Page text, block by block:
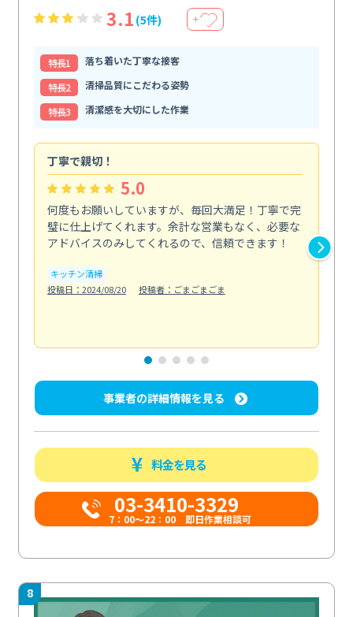
3.1 (5件) ＋
特⻑1
落ち着いた丁寧な接客
特⻑2
清掃品質にこだわる姿勢
特⻑3
清潔感を大切にした作業
丁寧で親切！
5.0
何度もお願いしていますが、毎回大満足！丁寧で完
璧に仕上げてくれます。余計な営業もなく、必要な
アドバイスのみしてくれるので、信頼できます！
キッチン清掃
投稿日：2024/08/20
投稿者：ごまごまごま
事業者の詳細情報を見る
料金を見る
03-3410-3329
7：00～22：00 即日作業相談可
8